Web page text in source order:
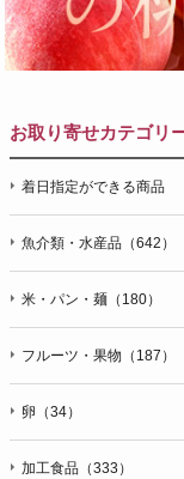
お取り寄せカテゴリ
着日指定ができる商品
魚介類・水産品（642）
米・パン・麺（180）
フルーツ・果物（187）
卵（34）
加工食品（333）